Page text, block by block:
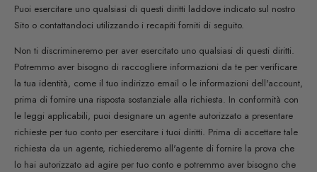
Puoi esercitare uno qualsiasi di questi diritti laddove indicato sul nostro
Sito o contattandoci utilizzando i recapiti forniti di seguito.
Non ti discrimineremo per aver esercitato uno qualsiasi di questi diritti.
Potremmo aver bisogno di raccogliere informazioni da te per verificare
la tua identità, come il tuo indirizzo email o le informazioni dell'account,
prima di fornire una risposta sostanziale alla richiesta. In conformità con
le leggi applicabili, puoi designare un agente autorizzato a presentare
richieste per tuo conto per esercitare i tuoi diritti. Prima di accettare tale
richiesta da un agente, richiederemo all'agente di fornire la prova che
lo hai autorizzato ad agire per tuo conto e potremmo aver bisogno che